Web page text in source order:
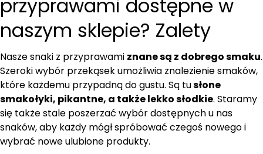
przyprawami dostępne w
naszym sklepie? Zalety
Nasze snaki z przyprawami znane są z dobrego smaku.
Szeroki wybór przekąsek umożliwia znalezienie smaków,
które każdemu przypadną do gustu. Są tusłone
smakołyki, pikantne, a także lekko słodkie. Staramy
się także stale poszerzać wybór dostępnych u nas
snaków, aby każdy mógł spróbować czegoś nowego i
wybrać nowe ulubione produkty.